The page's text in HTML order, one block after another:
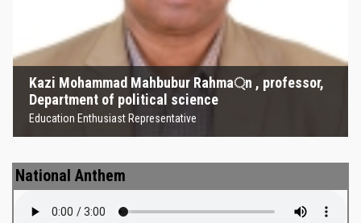
Kazi Mohammad Mahbubur Rahma্‌n , professor,
Department of political science
Education Enthusiast Representative
Education Enthusiast Representative
National Anthem